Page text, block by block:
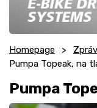
Homepage
Pumpa Topeak, na
Pumpa